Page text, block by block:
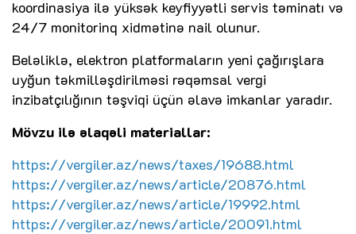
koordinasiya ilə yüksək keyfiyyətli servis təminatı və
24/7 monitorinq xidmətinə nail olunur.
Beləliklə, elektron platformaların yeni çağırışlara
uyğun təkmilləşdirilməsi rəqəmsal vergi
inzibatçılığının təşviqi üçün əlavə imkanlar yaradır.
Mövzu ilə əlaqəli materiallar:
https://vergiler.az/news/taxes/19688.html
https://vergiler.az/news/article/20876.html
https://vergiler.az/news/article/19992.html
https://vergiler.az/news/article/20091.html